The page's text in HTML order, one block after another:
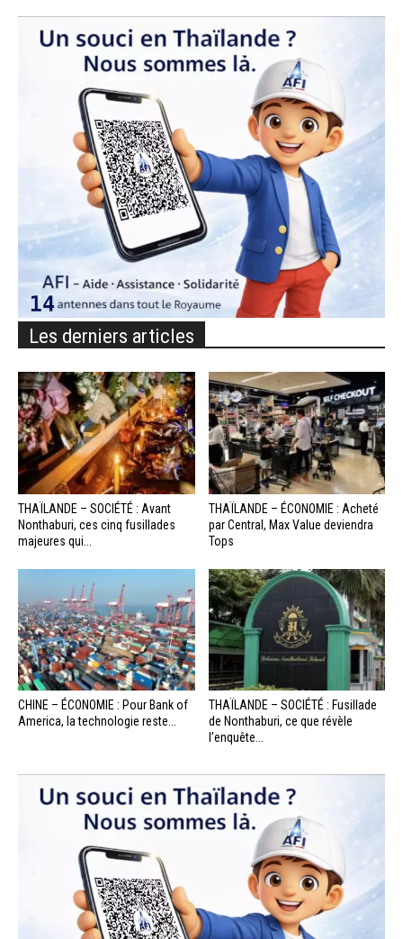
Les derniers articles
THAÏLANDE – SOCIÉTÉ : Avant
Nonthaburi, ces cinq fusillades
majeures qui...
THAÏLANDE – ÉCONOMIE : Acheté
par Central, Max Value deviendra
Tops
CHINE – ÉCONOMIE : Pour Bank of
America, la technologie reste...
THAÏLANDE – SOCIÉTÉ : Fusillade
de Nonthaburi, ce que révèle
l’enquête...